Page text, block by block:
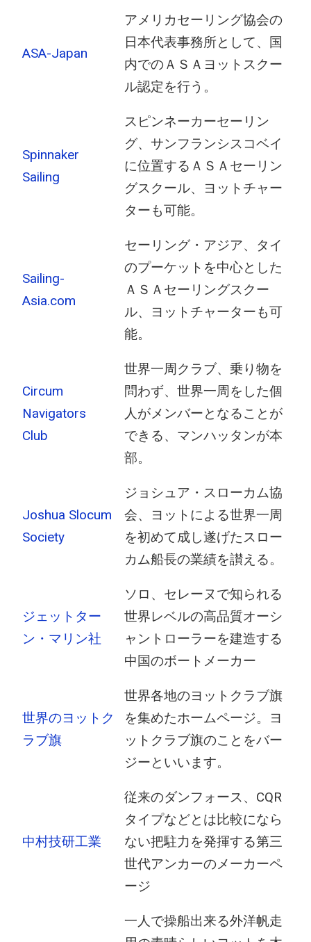
ASA-Japan
アメリカセーリング協会の
日本代表事務所として、国
内でのＡＳＡヨットスクー
ル認定を行う。
Spinnaker
Sailing
スピンネーカーセーリン
グ、サンフランシスコベイ
に位置するＡＳＡセーリン
グスクール、ヨットチャー
ターも可能。
Sailing-
Asia.com
セーリング・アジア、タイ
のプーケットを中心とした
ＡＳＡセーリングスクー
ル、ヨットチャーターも可
能。
Circum
Navigators
Club
世界一周クラブ、乗り物を
問わず、世界一周をした個
人がメンバーとなることが
できる、マンハッタンが本
部。
Joshua Slocum
Society
ジョシュア・スローカム協
会、ヨットによる世界一周
を初めて成し遂げたスロー
カム船長の業績を讃える。
ジェットター
ン・マリン社
ソロ、セレーヌで知られる
世界レベルの高品質オーシ
ャントローラーを建造する
中国のボートメーカー
世界のヨットク
ラブ旗
世界各地のヨットクラブ旗
を集めたホームページ。ヨ
ットクラブ旗のことをバー
ジーといいます。
中村技研工業
従来のダンフォース、CQR
タイプなどとは比較になら
ない把駐力を発揮する第三
世代アンカーのメーカーペ
ージ
一人で操船出来る外洋帆走